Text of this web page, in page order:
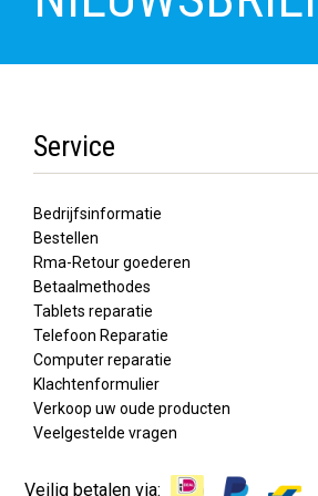
Service
Bedrijfsinformatie
Bestellen
Rma-Retour goederen
Betaalmethodes
Tablets reparatie
Telefoon Reparatie
Computer reparatie
Klachtenformulier
Verkoop uw oude producten
Veelgestelde vragen
Veilig betalen via: